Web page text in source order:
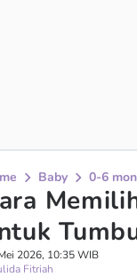
Baby 0-6
2026, 10:35 WIB
Fitriah